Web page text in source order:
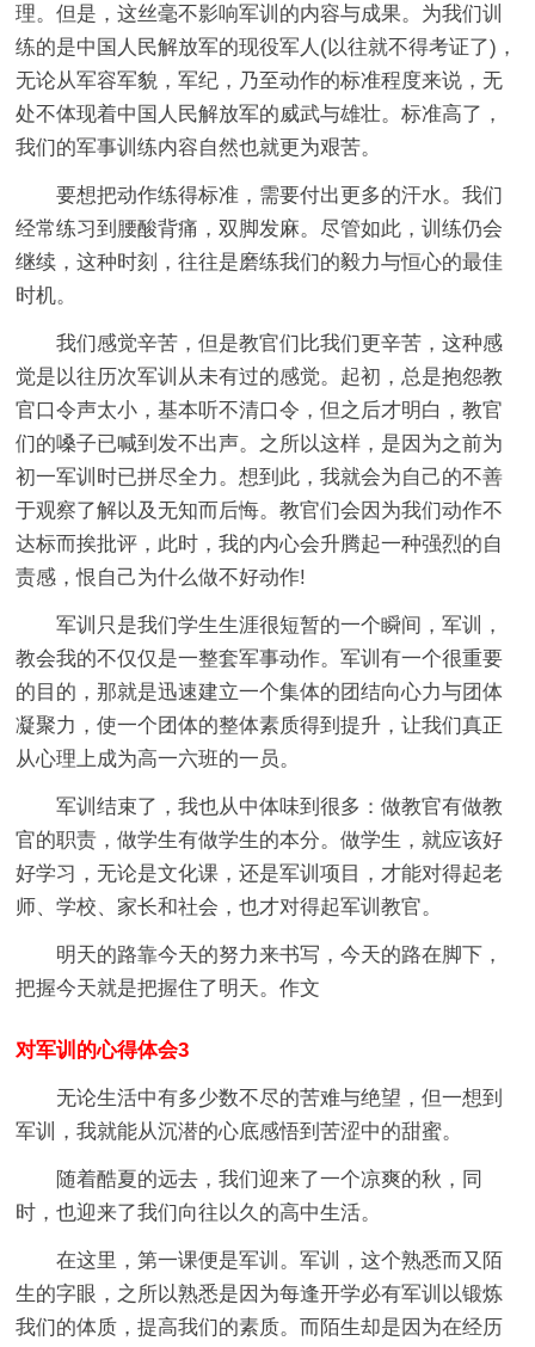
理。但是，这丝毫不影响军训的内容与成果。为我们训
练的是中国人民解放军的现役军人(以往就不得考证了)，
无论从军容军貌，军纪，乃至动作的标准程度来说，无
处不体现着中国人民解放军的威武与雄壮。标准高了，
我们的军事训练内容自然也就更为艰苦。
要想把动作练得标准，需要付出更多的汗水。我们
经常练习到腰酸背痛，双脚发麻。尽管如此，训练仍会
继续，这种时刻，往往是磨练我们的毅力与恒心的最佳
时机。
我们感觉辛苦，但是教官们比我们更辛苦，这种感
觉是以往历次军训从未有过的感觉。起初，总是抱怨教
官口令声太小，基本听不清口令，但之后才明白，教官
们的嗓子已喊到发不出声。之所以这样，是因为之前为
初一军训时已拼尽全力。想到此，我就会为自己的不善
于观察了解以及无知而后悔。教官们会因为我们动作不
达标而挨批评，此时，我的内心会升腾起一种强烈的自
责感，恨自己为什么做不好动作!
军训只是我们学生生涯很短暂的一个瞬间，军训，
教会我的不仅仅是一整套军事动作。军训有一个很重要
的目的，那就是迅速建立一个集体的团结向心力与团体
凝聚力，使一个团体的整体素质得到提升，让我们真正
从心理上成为高一六班的一员。
军训结束了，我也从中体味到很多：做教官有做教
官的职责，做学生有做学生的本分。做学生，就应该好
好学习，无论是文化课，还是军训项目，才能对得起老
师、学校、家长和社会，也才对得起军训教官。
明天的路靠今天的努力来书写，今天的路在脚下，
把握今天就是把握住了明天。作文
对军训的心得体会3
无论生活中有多少数不尽的苦难与绝望，但一想到
军训，我就能从沉潜的心底感悟到苦涩中的甜蜜。
随着酷夏的远去，我们迎来了一个凉爽的秋，同
时，也迎来了我们向往以久的高中生活。
在这里，第一课便是军训。军训，这个熟悉而又陌
生的字眼，之所以熟悉是因为每逢开学必有军训以锻炼
我们的体质，提高我们的素质。而陌生却是因为在经历